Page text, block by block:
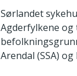
Sørlandet
Agderfylkene
Arendal (SSA) og